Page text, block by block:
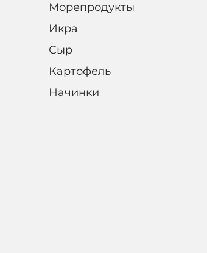
Морепродукты
Икра
Сыр
Картофель
Начинки